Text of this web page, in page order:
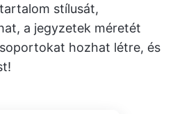
stílusát,
a jegyzetek méretét
hozhat létre, és